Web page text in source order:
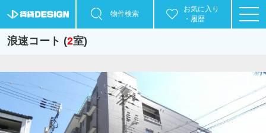
物件検索
お気に入り
・履歴
浪速コート (2室)